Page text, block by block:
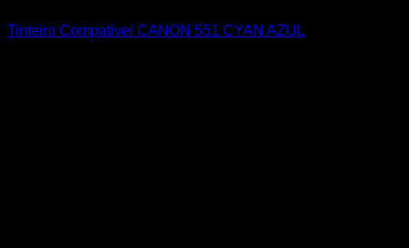
Tinteiro Compativel CANON 551 CYAN AZUL